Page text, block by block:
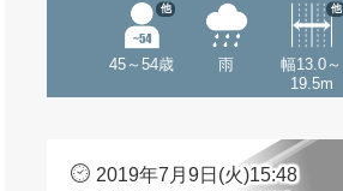
45～54歳
他
雨
幅13.0～
19.5m
他
2019年7月9日(火)15:48